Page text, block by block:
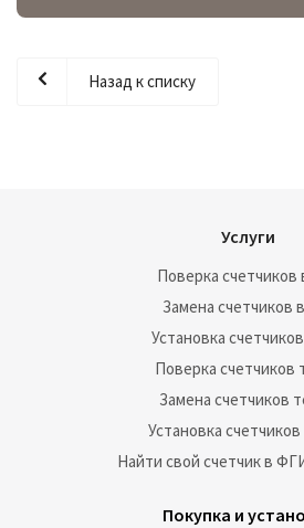
зимнему отопительному сезону.
Назад к списку
Услуги
Поверка счетчиков
Замена счетчиков
Установка
Поверка счетчиков
Замена счетчиков
Установка
Найти свой счетчик в
Покупка и